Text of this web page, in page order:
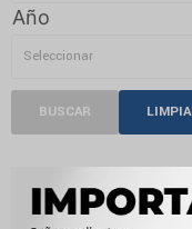
Año
BUSCAR